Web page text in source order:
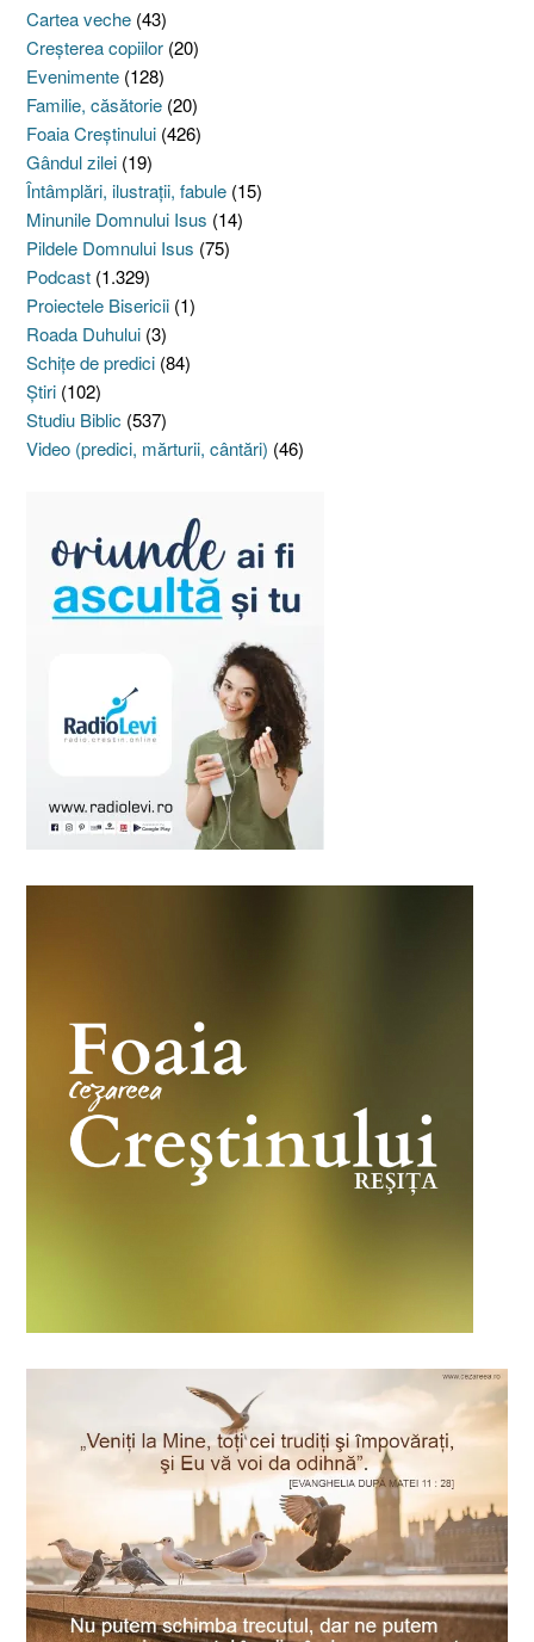
Cartea veche (43)
Creşterea copiilor (20)
Evenimente (128)
Familie, căsătorie (20)
Foaia Creştinului (426)
Gândul zilei (19)
Întâmplări, ilustraţii, fabule (15)
Minunile Domnului Isus (14)
Pildele Domnului Isus (75)
Podcast (1.329)
Proiectele Bisericii (1)
Roada Duhului (3)
Schiţe de predici (84)
Ştiri (102)
Studiu Biblic (537)
Video (predici, mărturii, cântări) (46)